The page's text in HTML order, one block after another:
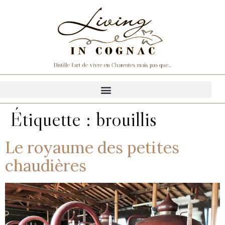
Étiquette : brouillis
Le royaume des petites
chaudières